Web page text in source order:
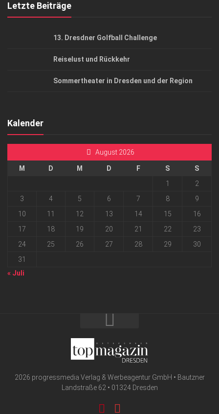
Letzte Beiträge
13. Dresdner Golfball Challenge
Reiselust und Rückkehr
Sommertheater in Dresden und der Region
Kalender
August 2026
M D M D F S
S
1
2
3
4 5 6 7 8
9
10
11 12 13 14 15
16
17
18 19 20 21 22
23
24
25 26 27 28 29
30
31
« Juli
2026 progressmedia Verlag & Werbeagentur GmbH • Bautzner
Landstraße 62 • 01324 Dresden